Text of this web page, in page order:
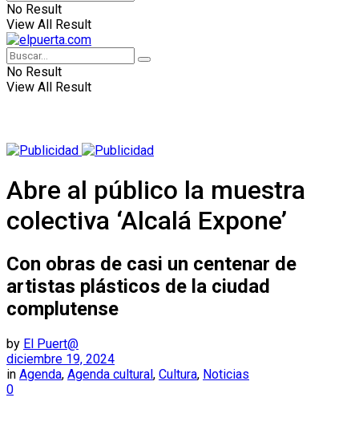
No Result
View All Result
No Result
View All Result
Abre al público la muestra
colectiva ‘Alcalá Expone’
Con obras de casi un centenar de
artistas plásticos de la ciudad
complutense
by El Puert@
diciembre 19, 2024
in Agenda, Agenda cultural , Cultura, Noticias
0